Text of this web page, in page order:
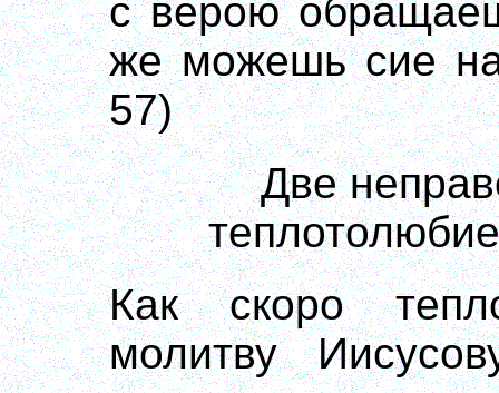
с верою
же можешь сие
57)
Две
Как скоро
молитву